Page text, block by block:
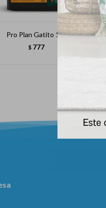
Pro Plan Gatito 1kg
$ 777